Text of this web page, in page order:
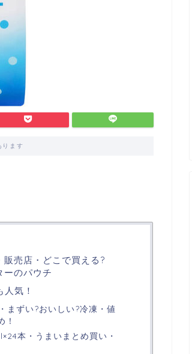
ります
売店・どこで買える?
のパウチ
気！
まずい?おいしい?冷凍・値
！
本・うまいまとめ買い・